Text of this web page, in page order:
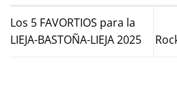
Los 5 FAVORTIOS para la
LIEJA-BASTOÑA-LIEJA 2025